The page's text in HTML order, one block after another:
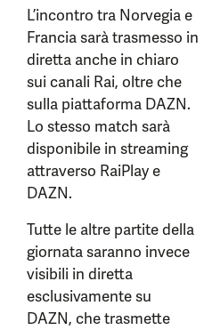
L’incontro tra Norvegia e
Francia sarà trasmesso in
diretta anche in chiaro
sui canali Rai, oltre che
sulla piattaforma DAZN.
Lo stesso match sarà
disponibile in streaming
attraverso RaiPlay e
DAZN.
Tutte le altre partite della
giornata saranno invece
visibili in diretta
esclusivamente su
DAZN, che trasmette